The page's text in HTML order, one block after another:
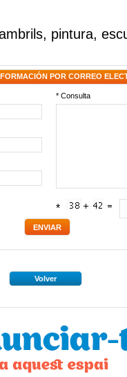
, pintura,
POR CORREO
* Consulta
*
Volver